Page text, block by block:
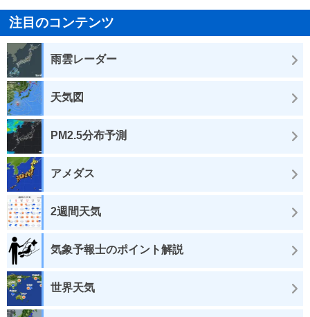
注目のコンテンツ
雨雲レーダー
天気図
PM2.5分布予測
アメダス
2週間天気
気象予報士のポイント解説
世界天気